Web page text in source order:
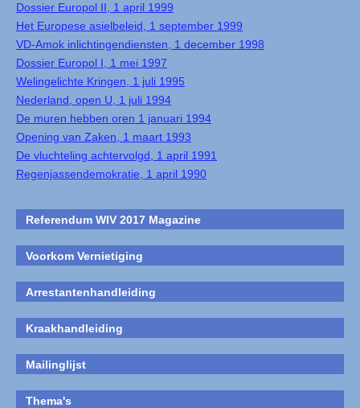
Dossier Europol II, 1 april 1999
Het Europese asielbeleid, 1 september 1999
VD-Amok inlichtingendiensten, 1 december 1998
Dossier Europol I, 1 mei 1997
Welingelichte Kringen, 1 juli 1995
Nederland, open U, 1 juli 1994
De muren hebben oren 1 januari 1994
Opening van Zaken, 1 maart 1993
De vluchteling achtervolgd, 1 april 1991
Regenjassendemokratie, 1 april 1990
Referendum WIV 2017 Magazine
Voorkom Vernietiging
Arrestantenhandleiding
Kraakhandleiding
Mailinglijst
Thema's